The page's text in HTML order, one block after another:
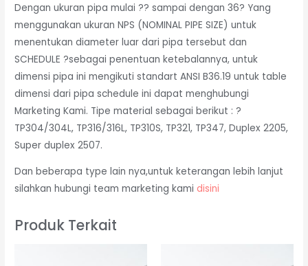
Dengan ukuran pipa mulai ?? sampai dengan 36? Yang
menggunakan ukuran NPS (NOMINAL PIPE SIZE) untuk
menentukan diameter luar dari pipa tersebut dan
SCHEDULE ?sebagai penentuan ketebalannya, untuk
dimensi pipa ini mengikuti standart ANSI B36.19 untuk table
dimensi dari pipa schedule ini dapat menghubungi
Marketing Kami. Tipe material sebagai berikut : ?
TP304/304L, TP316/316L, TP310S, TP321, TP347, Duplex 2205,
Super duplex 2507.
Dan beberapa type lain nya,untuk keterangan lebih lanjut
silahkan hubungi team marketing kami disini
Produk Terkait